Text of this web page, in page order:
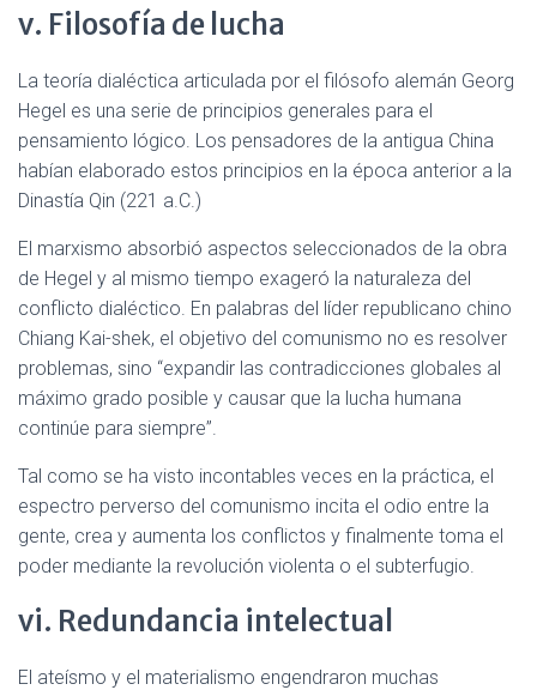
v. Filosofía de lucha
La teoría dialéctica articulada por el filósofo alemán Georg
Hegel es una serie de principios generales para el
pensamiento lógico. Los pensadores de la antigua China
habían elaborado estos principios en la época anterior a la
Dinastía Qin (221 a.C.)
El marxismo absorbió aspectos seleccionados de la obra
de Hegel y al mismo tiempo exageró la naturaleza del
conflicto dialéctico. En palabras del líder republicano chino
Chiang Kai-shek, el objetivo del comunismo no es resolver
problemas, sino “expandir las contradicciones globales al
máximo grado posible y causar que la lucha humana
continúe para siempre”.
Tal como se ha visto incontables veces en la práctica, el
espectro perverso del comunismo incita el odio entre la
gente, crea y aumenta los conflictos y finalmente toma el
poder mediante la revolución violenta o el subterfugio.
vi. Redundancia intelectual
El ateísmo y el materialismo engendraron muchas